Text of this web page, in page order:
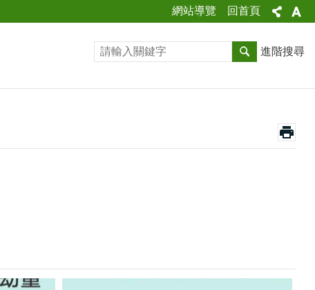
網站導覽 回首頁
進階搜尋